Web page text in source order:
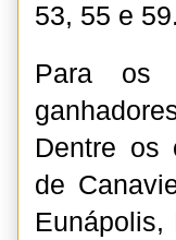
53, 55 e 59.
Para os
Dentre os
de
Eunápolis,